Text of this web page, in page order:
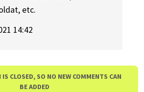
etc.
14:42
CLOSED, SO NO NEW COMMENTS CAN
BE ADDED